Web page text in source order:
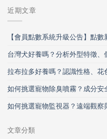
近期文章
【會員點數系統升級公告】點
台灣犬好養嗎？分析外型特徵、
拉布拉多好養嗎？認識性格、花
如何挑選寵物除臭噴霧？成分安
如何挑選寵物監視器？遠端觀察
文章分類